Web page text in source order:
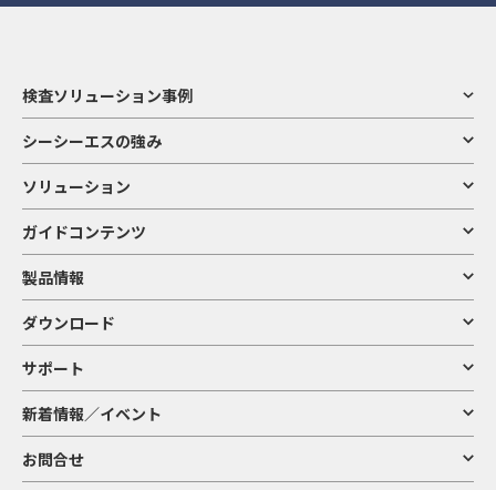
検査ソリューション事例
シーシーエスの強み
ソリューション
ガイドコンテンツ
製品情報
ダウンロード
サポート
新着情報／イベント
お問合せ